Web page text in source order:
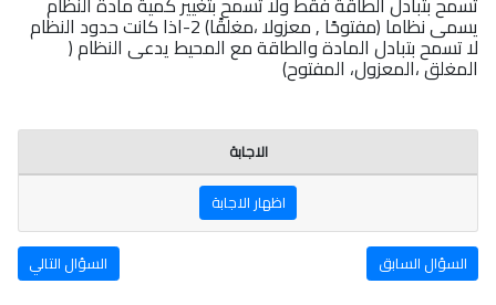
يسمى نظاما (مفتوحًا , معزولا ،مغلقًا) 2-اذا كانت حدود النظام
لا تسمح بتبادل المادة والطاقة مع المحيط يدعى النظام (
المغلق ،المعزول، المفتوح)
الاجابة
اظهار الاجابة
السؤال السابق السؤال التالي